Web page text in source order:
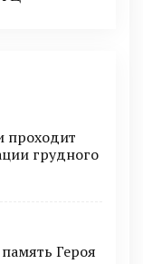
проходит
грудного
Героя